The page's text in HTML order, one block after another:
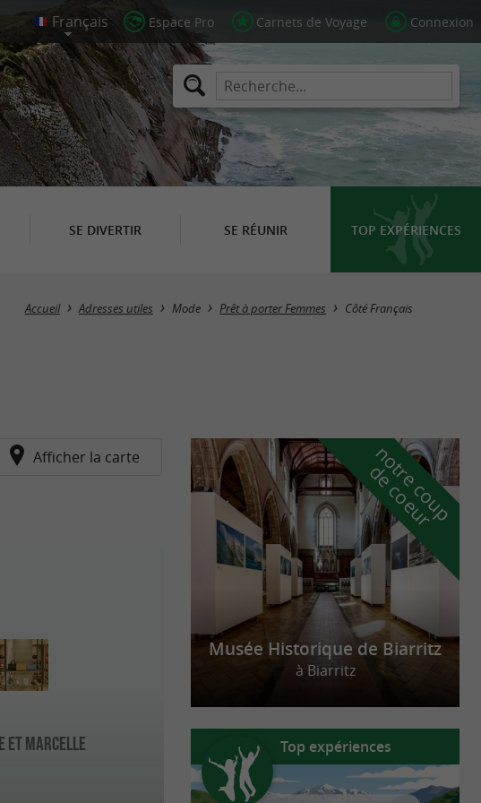
Espace Pro Carnets de Voyage Connexion
SE DIVERTIR SE RÉUNIR TOP EXPÉRIENCES
Masquer la carte
Accueil Adresses utiles Mode Prêt à porter Femmes Côté Français
Afficher la carte
et Marcelle
n
o
t
r
e
c
o
u
p
d
e
c
o
e
u
r
Musée Historique de Biarritz
à Biarritz
Top expériences